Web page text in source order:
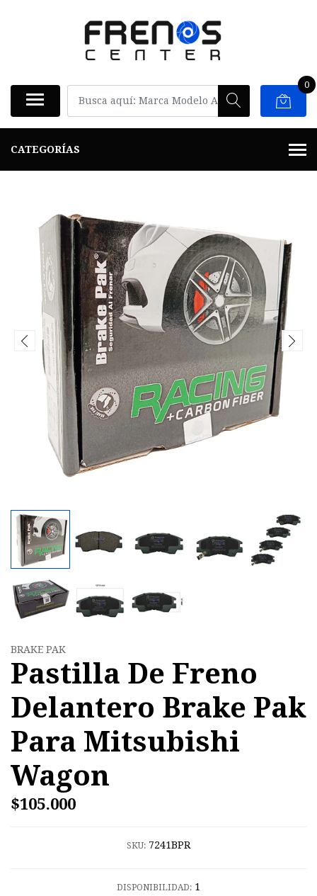
0
CATEGORÍAS
BRAKE PAK
Pastilla De Freno
Delantero Brake Pak
Para Mitsubishi
Wagon
$105.000
SKU: 7241BPR
DISPONIBILIDAD: 1